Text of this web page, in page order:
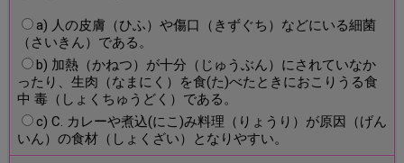
a) 人の皮膚（ひふ）や傷口（きずぐち）などにいる細菌
（さいきん）である。
b) 加熱（かねつ）が十分（じゅうぶん）にされていなか
ったり、生肉（なまにく）を食(た)べたときにおこりうる食
中 毒（しょくちゅうどく）である。
c) C. カレーや煮込(にこ)み料理（りょうり）が原因（げん
いん）の食材（しょくざい）となりやすい。